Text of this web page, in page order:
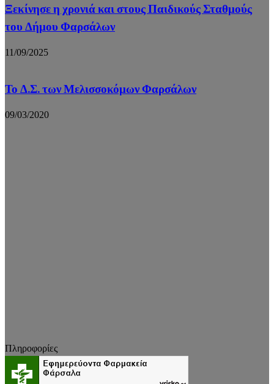
Ξεκίνησε η χρονιά και στους Παιδικούς Σταθμούς
του Δήμου Φαρσάλων
11/09/2025
Το Δ.Σ. των Μελισσοκόμων Φαρσάλων
09/03/2020
Πληροφορίες